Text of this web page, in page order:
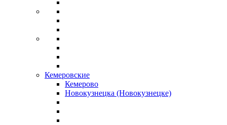
Кемеровские
Кемерово
Новокузнецка (Новокузнецке)